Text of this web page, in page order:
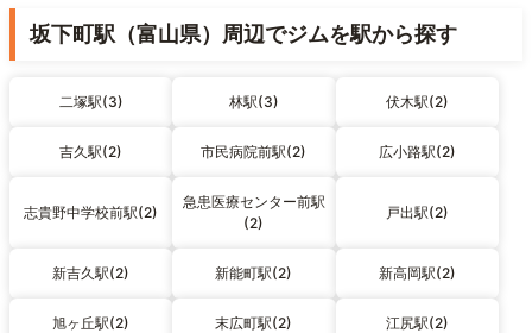
坂下町駅（富山県）周辺でジムを駅から探す
二塚駅(3) 林駅(3) 伏木駅(2)
吉久駅(2) 市民病院前駅(2) 広小路駅(2)
志貴野中学校前駅(2)
急患医療センター前駅
(2)
戸出駅(2)
新吉久駅(2) 新能町駅(2) 新高岡駅(2)
旭ヶ丘駅(2) 末広町駅(2) 江尻駅(2)